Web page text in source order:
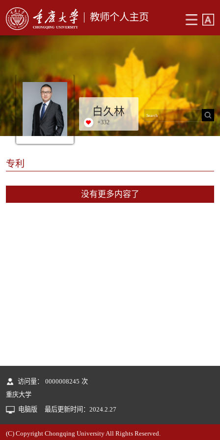
教师个人主页
白久林
+332
专利
没有更多内容了
访问量： 0000008245 次
重庆大学
电脑版
最后更新时间： 2024. 2 27
(C) Copyright Chongqing University All Rights Reserved.